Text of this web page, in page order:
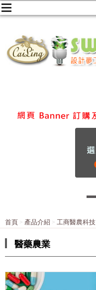
首頁 產品介紹 工商醫農科技
醫藥農業